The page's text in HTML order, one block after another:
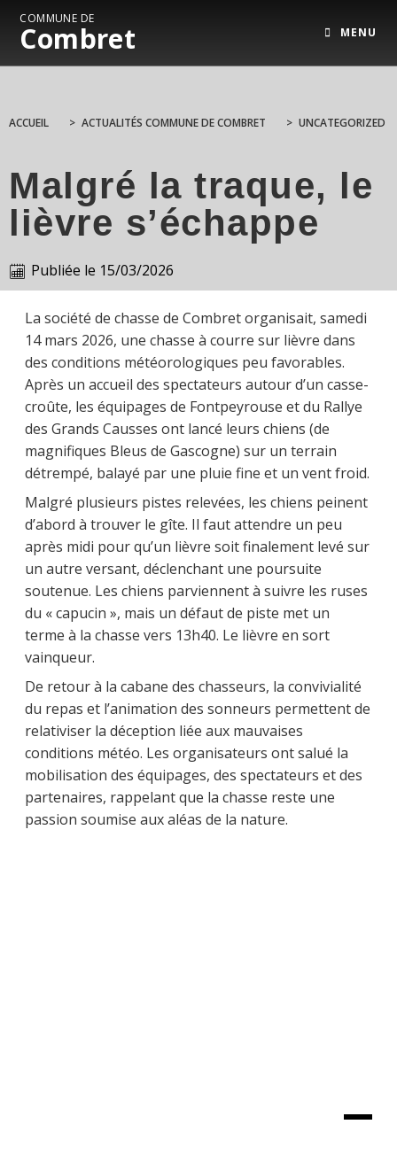
COMMUNE DE
Combret MENU
ACCUEIL > ACTUALITÉS COMMUNE DE COMBRET > UNCATEGORIZED
Malgré la traque, le
lièvre s’échappe
Publiée le 15/03/2026
La société de chasse de Combret organisait, samedi
14 mars 2026, une chasse à courre sur lièvre dans
des conditions météorologiques peu favorables.
Après un accueil des spectateurs autour d’un casse-
croûte, les équipages de Fontpeyrouse et du Rallye
des Grands Causses ont lancé leurs chiens (de
magnifiques Bleus de Gascogne) sur un terrain
détrempé, balayé par une pluie fine et un vent froid.
Malgré plusieurs pistes relevées, les chiens peinent
d’abord à trouver le gîte. Il faut attendre un peu
après midi pour qu’un lièvre soit finalement levé sur
un autre versant, déclenchant une poursuite
soutenue. Les chiens parviennent à suivre les ruses
du « capucin », mais un défaut de piste met un
terme à la chasse vers 13h40. Le lièvre en sort
vainqueur.
De retour à la cabane des chasseurs, la convivialité
du repas et l’animation des sonneurs permettent de
relativiser la déception liée aux mauvaises
conditions météo. Les organisateurs ont salué la
mobilisation des équipages, des spectateurs et des
partenaires, rappelant que la chasse reste une
passion soumise aux aléas de la nature.